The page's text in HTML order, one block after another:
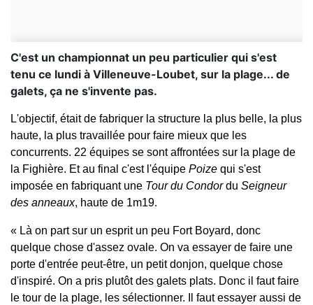
C'est un championnat un peu particulier qui s'est
tenu ce lundi à Villeneuve-Loubet, sur la plage... de
galets, ça ne s'invente pas.
L'objectif, était de fabriquer la structure la plus belle, la plus
haute, la plus travaillée pour faire mieux que les
concurrents. 22 équipes se sont affrontées sur la plage de
la Fighière. Et au final c'est l'équipe Poize qui s'est
imposée en fabriquant une Tour du Condordu Seigneur
des anneaux, haute de 1m19.
« Là on part sur un esprit un peu Fort Boyard, donc
quelque chose d'assez ovale. On va essayer de faire une
porte d'entrée peut-être, un petit donjon, quelque chose
d'inspiré. On a pris plutôt des galets plats. Donc il faut faire
le tour de la plage, les sélectionner. Il faut essayer aussi de